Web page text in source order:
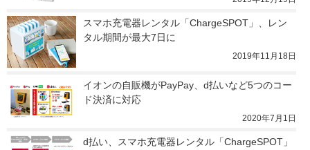
スマホ充電器レンタル「ChargeSPOT」、レン
タル期間が最大7日に
2019年11月18日
イオンの自販機がPayPay、d払いなど5つのコー
ド決済に対応
2020年7月1日
d払い、スマホ充電器レンタル「ChargeSPOT」